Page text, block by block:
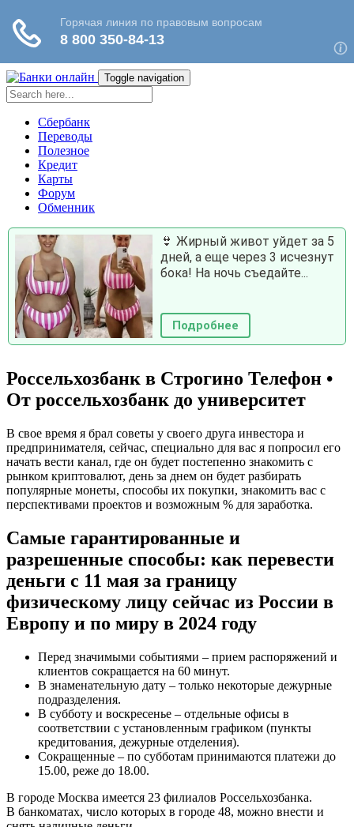
Toggle navigation
Сбербанк
Переводы
Полезное
Кредит
Карты
Форум
Обменник
👙 Жирный живот уйдет за 5
дней, а еще через 3 исчезнут
бока! На ночь съедайте...
Подробнее
Россельхозбанк в Строгино Телефон •
От россельхозбанк до университет
В свое время я брал советы у своего друга инвестора и
предпринимателя, сейчас, специально для вас я попросил его
начать вести канал, где он будет постепенно знакомить с
рынком криптовалют, день за днем он будет разбирать
популярные монеты, способы их покупки, знакомить вас с
перспективами проектов и возможным % для заработка.
Самые гарантированные и
разрешенные способы: как перевести
деньги с 11 мая за границу
физическому лицу сейчас из России в
Европу и по миру в 2024 году
Перед значимыми событиями – прием распоряжений и
клиентов сокращается на 60 минут.
В знаменательную дату – только некоторые дежурные
подразделения.
В субботу и воскресенье – отдельные офисы в
соответствии с установленным графиком (пункты
кредитования, дежурные отделения).
Сокращенные – по субботам принимаются платежи до
15.00, реже до 18.00.
В городе Москва имеется 23 филиалов Россельхозбанка.
В банкоматах, число которых в городе 48, можно внести и